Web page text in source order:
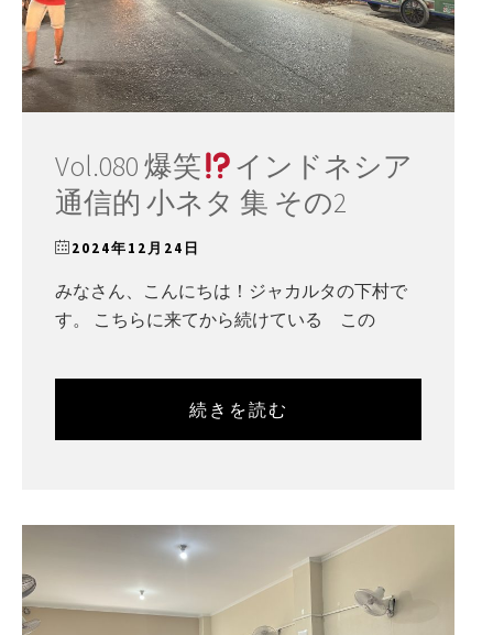
Vol.080 爆笑
インドネシア
通信的 小ネタ 集 その2
2024年12月24日
みなさん、こんにちは！ジャカルタの下村で
す。 こちらに来てから続けている この
続きを読む